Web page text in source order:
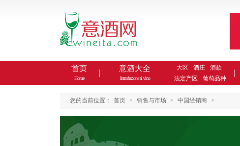
首页
Home
意酒大全
Introduzione al vino
大区 酒庄
酒款
法定产区
葡萄品种
您的当前位置： 首页 > 销售与市场 > 中国经销商 >